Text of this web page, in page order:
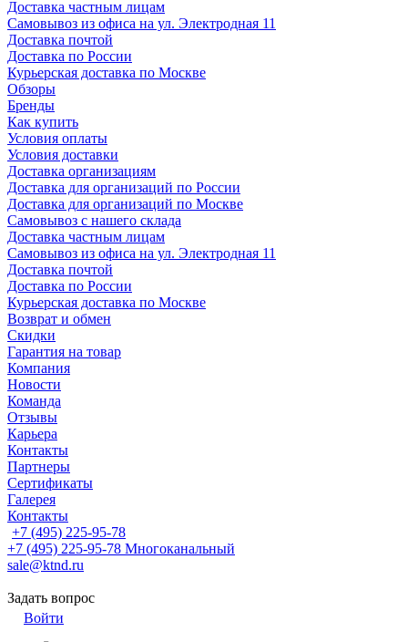
Доставка частным лицам
Самовывоз из офиса на ул. Электродная 11
Доставка почтой
Доставка по России
Курьерская доставка по Москве
Обзоры
Бренды
Как купить
Условия оплаты
Условия доставки
Доставка организациям
Доставка для организаций по России
Доставка для организаций по Москве
Самовывоз с нашего склада
Доставка частным лицам
Самовывоз из офиса на ул. Электродная 11
Доставка почтой
Доставка по России
Курьерская доставка по Москве
Возврат и обмен
Скидки
Гарантия на товар
Компания
Новости
Команда
Отзывы
Карьера
Контакты
Партнеры
Сертификаты
Галерея
Контакты
+7 (495) 225-95-78
+7 (495) 225-95-78 Многоканальный
sale@ktnd.ru
Задать вопрос
Войти